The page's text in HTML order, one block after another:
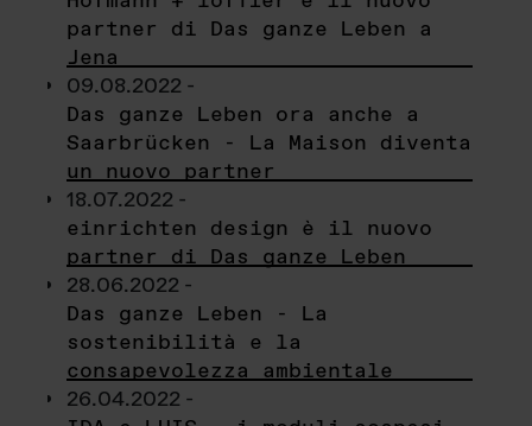
partner di Das ganze Leben a
Jena
09.08.2022 -
Das ganze Leben ora anche a
Saarbrücken - La Maison diventa
un nuovo partner
18.07.2022 -
einrichten design è il nuovo
partner di Das ganze Leben
28.06.2022 -
Das ganze Leben - La
sostenibilità e la
consapevolezza ambientale
26.04.2022 -